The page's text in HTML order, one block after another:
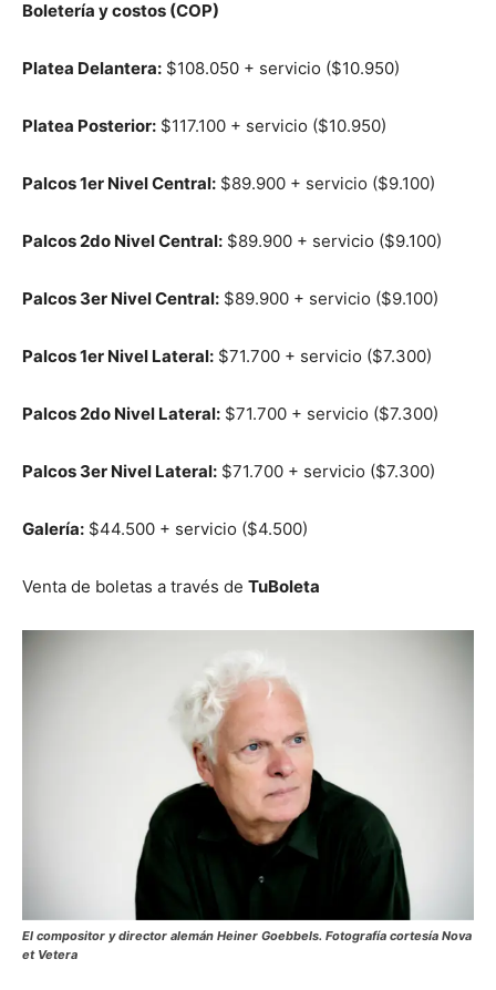
Boletería y costos (COP)
Platea Delantera: $108.050 + servicio ($10.950)
Platea Posterior: $117.100 + servicio ($10.950)
Palcos 1er Nivel Central: $89.900 + servicio ($9.100)
Palcos 2do Nivel Central: $89.900 + servicio ($9.100)
Palcos 3er Nivel Central: $89.900 + servicio ($9.100)
Palcos 1er Nivel Lateral: $71.700 + servicio ($7.300)
Palcos 2do Nivel Lateral: $71.700 + servicio ($7.300)
Palcos 3er Nivel Lateral: $71.700 + servicio ($7.300)
Galería: $44.500 + servicio ($4.500)
Venta de boletas a través de TuBoleta
El compositor y director alemán Heiner Goebbels. Fotografía cortesía Nova
et Vetera